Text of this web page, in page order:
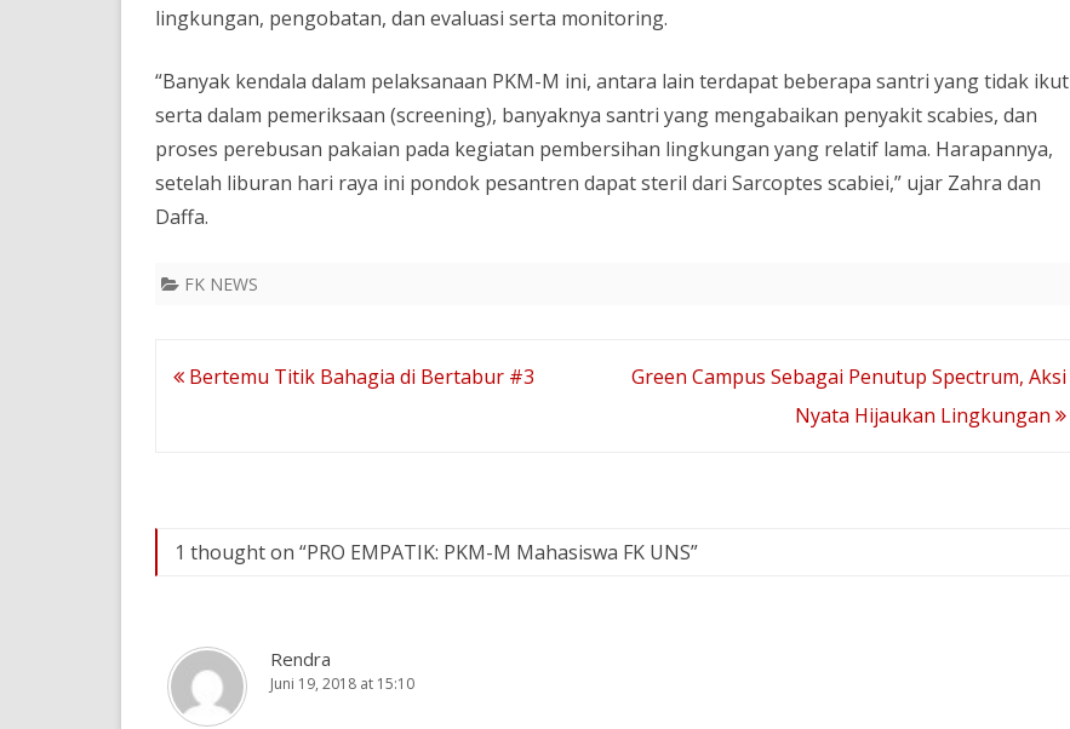
lingkungan, pengobatan, dan evaluasi serta monitoring.
“Banyak kendala dalam pelaksanaan PKM-M ini, antara lain terdapat beberapa santri yang tidak ikut
serta dalam pemeriksaan (screening), banyaknya santri yang mengabaikan penyakit scabies, dan
proses perebusan pakaian pada kegiatan pembersihan lingkungan yang relatif lama. Harapannya,
setelah liburan hari raya ini pondok pesantren dapat steril dari Sarcoptes scabiei,” ujar Zahra dan
Daffa.
FK NEWS
Navigasi
Bertemu Titik Bahagia di Bertabur #3
Green Campus Sebagai Penutup Spectrum, Aksi
Nyata Hijaukan Lingkungan
1 thought on “PRO EMPATIK: PKM-M Mahasiswa FK UNS”
Rendra
Juni 19, 2018 at 15:10